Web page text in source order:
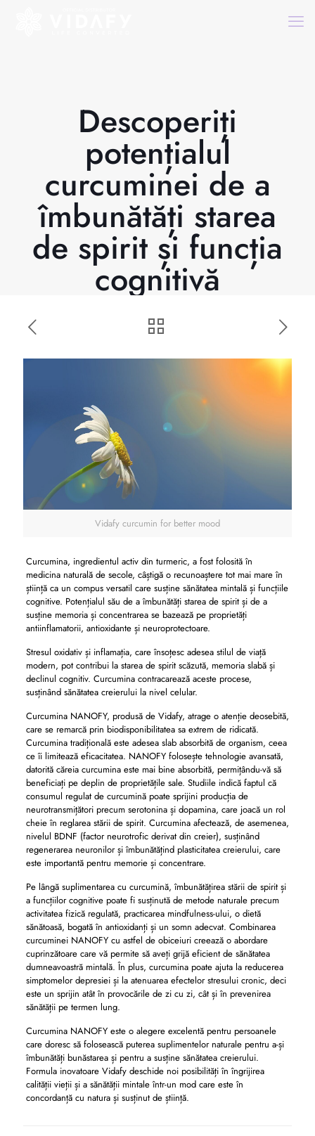
Descoperiți
potențialul
curcuminei de a
îmbunătăți starea
de spirit și funcția
cognitivă
Vidafy curcumin for better mood
Curcumina, ingredientul activ din turmeric, a fost folosită în
medicina naturală de secole, câștigă o recunoaștere tot mai mare în
știință ca un compus versatil care susține sănătatea mintală și funcțiile
cognitive. Potențialul său de a îmbunătăți starea de spirit și de a
susține memoria și concentrarea se bazează pe proprietăți
antiinflamatorii, antioxidante și neuroprotectoare.
Stresul oxidativ și inflamația, care însoțesc adesea stilul de viață
modern, pot contribui la starea de spirit scăzută, memoria slabă și
declinul cognitiv. Curcumina contracarează aceste procese,
susținând sănătatea creierului la nivel celular.
Curcumina NANOFY, produsă de Vidafy, atrage o atenție deosebită,
care se remarcă prin biodisponibilitatea sa extrem de ridicată.
Curcumina tradițională este adesea slab absorbită de organism, ceea
ce îi limitează eficacitatea. NANOFY folosește tehnologie avansată,
datorită căreia curcumina este mai bine absorbită, permițându-vă să
beneficiați pe deplin de proprietățile sale. Studiile indică faptul că
consumul regulat de curcumină poate sprijini producția de
neurotransmițători precum serotonina și dopamina, care joacă un rol
cheie în reglarea stării de spirit. Curcumina afectează, de asemenea,
nivelul BDNF (factor neurotrofic derivat din creier), susținând
regenerarea neuronilor și îmbunătățind plasticitatea creierului, care
este importantă pentru memorie și concentrare.
Pe lângă suplimentarea cu curcumină, îmbunătățirea stării de spirit și
a funcțiilor cognitive poate fi susținută de metode naturale precum
activitatea fizică regulată, practicarea mindfulness-ului, o dietă
sănătoasă, bogată în antioxidanți și un somn adecvat. Combinarea
curcuminei NANOFY cu astfel de obiceiuri creează o abordare
cuprinzătoare care vă permite să aveți grijă eficient de sănătatea
dumneavoastră mintală. În plus, curcumina poate ajuta la reducerea
simptomelor depresiei și la atenuarea efectelor stresului cronic, deci
este un sprijin atât în ​​provocările de zi cu zi, cât și în prevenirea
sănătății pe termen lung.
Curcumina NANOFY este o alegere excelentă pentru persoanele
care doresc să folosească puterea suplimentelor naturale pentru a-și
îmbunătăți bunăstarea și pentru a susține sănătatea creierului.
Formula inovatoare Vidafy deschide noi posibilități în îngrijirea
calității vieții și a sănătății mintale într-un mod care este în
concordanță cu natura și susținut de știință.